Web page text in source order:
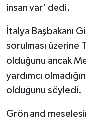
insan var' dedi.
İtalya Başbakanı
sorulması üzerine
olduğunu ancak
yardımcı
olduğunu söyledi.
Grönland